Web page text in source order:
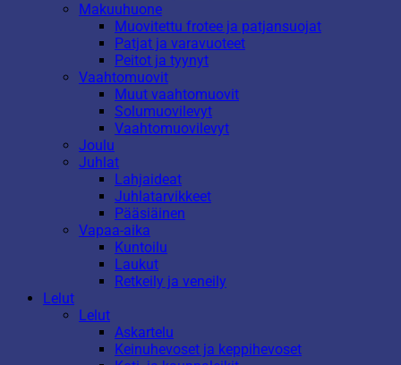
Makuuhuone
Muovitettu frotee ja patjansuojat
Patjat ja varavuoteet
Peitot ja tyynyt
Vaahtomuovit
Muut vaahtomuovit
Solumuovilevyt
Vaahtomuovilevyt
Joulu
Juhlat
Lahjaideat
Juhlatarvikkeet
Pääsiäinen
Vapaa-aika
Kuntoilu
Laukut
Retkeily ja veneily
Lelut
Lelut
Askartelu
Keinuhevoset ja keppihevoset